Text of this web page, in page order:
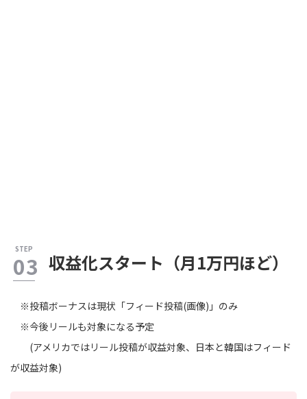
収益化スタート（月1万円ほど）
※投稿ボーナスは現状「フィード投稿(画像)」のみ
※今後リールも対象になる予定
(アメリカではリール投稿が収益対象、日本と韓国はフィード
が収益対象)